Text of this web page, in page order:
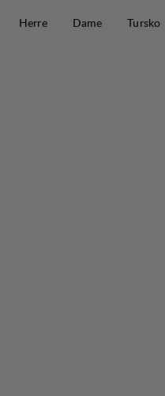
Herre
Dame Tursko